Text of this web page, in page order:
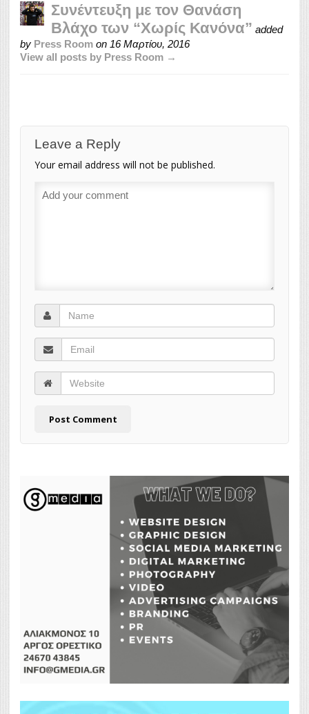
Συνέντευξη με τον Θανάση
Βλάχο των “Χωρίς Κανόνα” added
by Press Room on 16 Μαρτίου, 2016
View all posts by Press Room →
Leave a Reply
Your email address will not be published.